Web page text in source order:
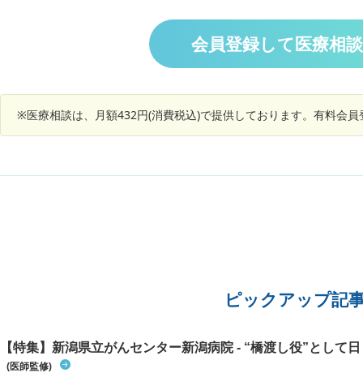
も少な
るのか
い。 ま
刻や欠
し急性進行生腎炎でということでCTやMRI等で原
因探したがわからず、最初年齢危険度(78歳)から
あり得ないと言われていた腎生検をすると言われ
ました。100のうち10位しか腎臓が機能してない
UN77 クレアチニン5 eGFR9と非常に高い
真ん中
ただ前
い。 明
思うの
会員登録して医療相
※医療相談は、月額432円(消費税込)で提供しております。有料会
ピックアップ記
【特集】新潟県立がんセンター新潟病院 - “橋渡し役”として
(医師監修)